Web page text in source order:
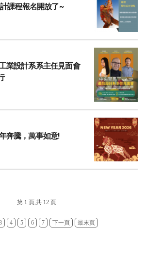
課程報名開放了~
業設計系系主任見面會
奔騰，萬事如意!
第 1 頁,共 12 頁
4 5 6 7 下一頁 最末頁